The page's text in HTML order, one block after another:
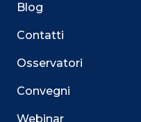
Blog
Contatti
Osservatori
Convegni
Webinar